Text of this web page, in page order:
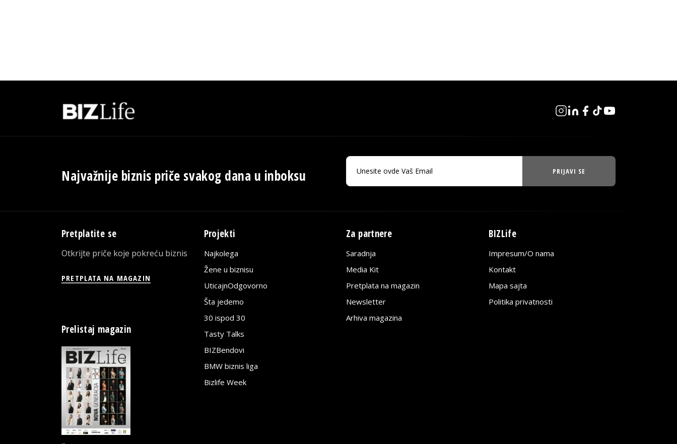
Najvažnije biznis priče svakog dana u inboksu PRIJAVI SE
Pretplatite se
Otkrijte priče koje pokreću biznis
PRETPLATA NA MAGAZIN
Prelistaj magazin
Projekti
Najkolega
Žene u biznisu
UticajnOdgovorno
Šta jedemo
30 ispod 30
Tasty Talks
BIZBendovi
BMW biznis liga
Bizlife Week
Za partnere
Saradnja
Media Kit
Pretplata na magazin
Newsletter
Arhiva magazina
BIZLife
Impresum/O nama
Kontakt
Mapa sajta
Politika privatnosti